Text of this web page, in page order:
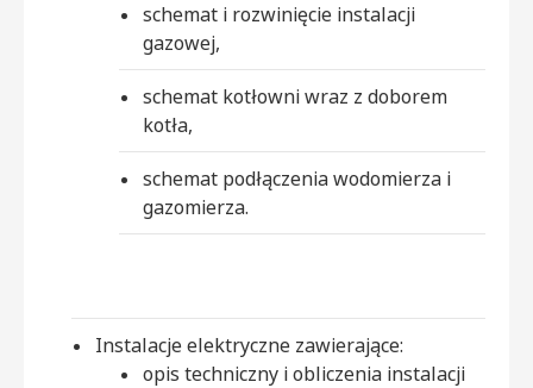
schemat i rozwinięcie instalacji
gazowej,
schemat kotłowni wraz z doborem
kotła,
schemat podłączenia wodomierza i
gazomierza.
Instalacje elektryczne zawierające:
opis techniczny i obliczenia instalacji